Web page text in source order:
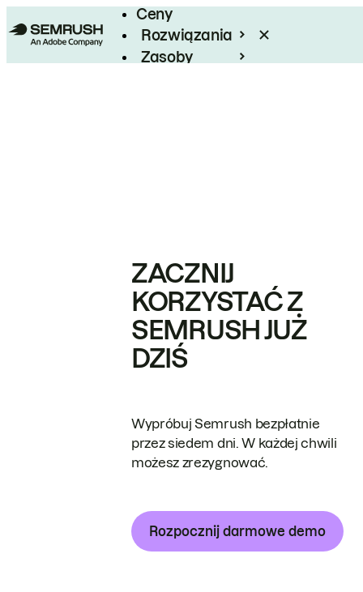
Ceny
Rozwiązania
Zasoby
ZACZNIJ
KORZYSTAĆ Z
SEMRUSH JUŻ
DZIŚ
Wypróbuj Semrush bezpłatnie
przez siedem dni. W każdej chwili
możesz zrezygnować.
Rozpocznij darmowe demo